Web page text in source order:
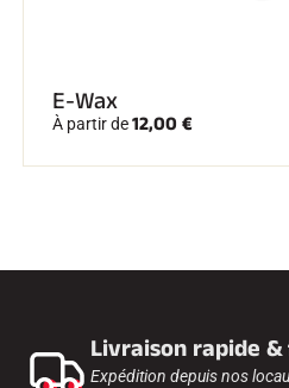
E-Wax
À partir de12,00 €
Livraison rapide
Expédition depuis nos